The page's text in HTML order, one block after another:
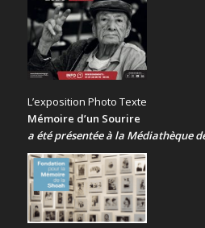
L’exposition Photo Texte
Mémoire d’un Sourire
a été présentéeà la Médiathèque